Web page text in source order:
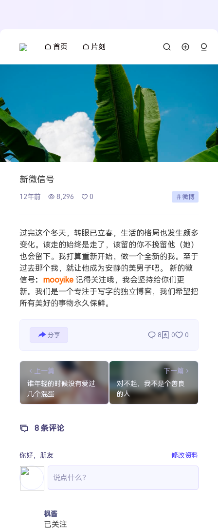
首页 片刻
搜索
热门分类
生活 音乐 微博 故事
新微信号
12年前 8,296 0 微博
过完这个冬天，转眼已立春，生活的格局也发生颇多
变化。该走的始终是走了，该留的你不挽留他（她）
也会留下。我打算重新开始，做一个全新的我。至于
过去那个我，就让他成为安静的美男子吧。 新的微
信号： mooyike 记得关注哦，我会坚持给你们更
新。我们是一个专注于写字的独立博客，我们希望把
所有美好的事物永久保鲜。
分享 8 0 0
上一篇
谁年轻的时候没有爱过
几个混蛋
下一篇
对不起，我不是个善良
的人
8 条评论
你好， 朋友 修改资料
枫酱
已关注